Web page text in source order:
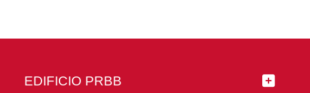
EDIFICIO PRBB